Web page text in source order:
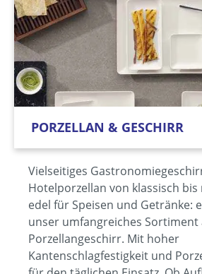
PORZELLAN & GESCHIRR
Vielseitiges
Hotelporzellan von klassisch
edel für Speisen und Getränke:
unser umfangreiches Sortiment
Porzellangeschirr. Mit hoher
Kantenschlagfestigkeit und